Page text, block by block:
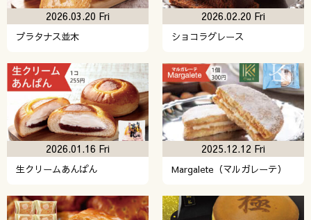
プラタナス並木
2026.03.20 Fri
ショコラグレース
2026.02.20 Fri
生クリームあんぱん
2026.01.16 Fri
Margalete（マルガレーテ）
2025.12.12 Fri